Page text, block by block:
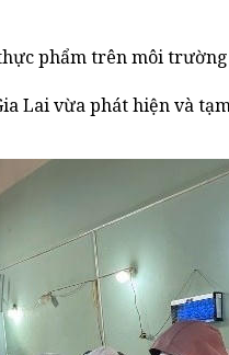
phẩm trên môi
Lai vừa phát hiện và